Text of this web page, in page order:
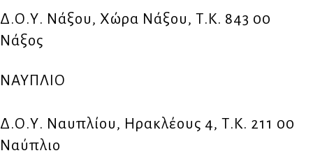
Δ.Ο.Υ. Νάξου, Χώρα Νάξου, Τ.Κ. 843 00
Νάξος
ΝΑΥΠΛΙΟ
Δ.Ο.Υ. Ναυπλίου, Ηρακλέους 4, Τ.Κ. 211 00
Ναύπλιο